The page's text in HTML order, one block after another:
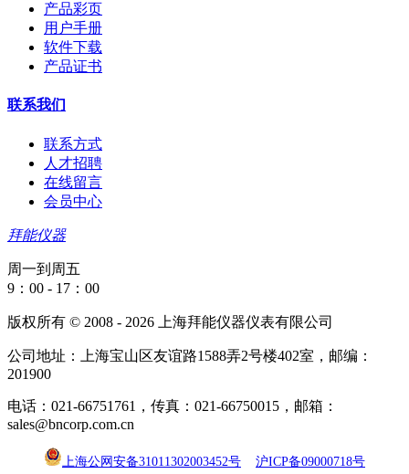
产品彩页
用户手册
软件下载
产品证书
联系我们
联系方式
人才招聘
在线留言
会员中心
拜能仪器
周一到周五
9：00 - 17：00
版权所有 © 2008 - 2026 上海拜能仪器仪表有限公司
公司地址：上海宝山区友谊路1588弄2号楼402室，邮编：
201900
电话：021-66751761，传真：021-66750015，邮箱：
sales@bncorp.com.cn
上海公网安备31011302003452号 沪ICP备09000718号